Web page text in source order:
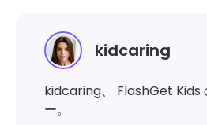
kidcaring
kidcaring、 FlashGet Kids
ー。